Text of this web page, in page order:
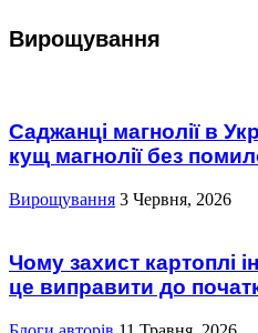
Вирощування
Саджанці магнолії в
кущ магнолії без
Вирощування 3 Червня, 2026
Чому захист картоплі
це виправити до